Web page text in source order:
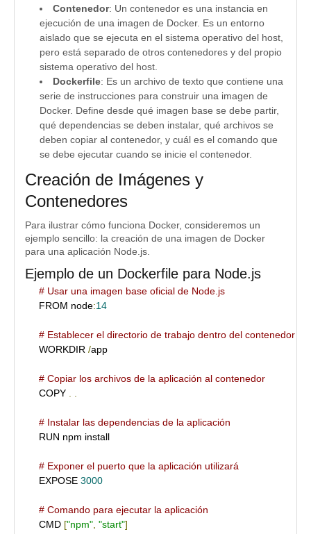
Contenedor: Un contenedor es una instancia en
ejecución de una imagen de Docker. Es un entorno
aislado que se ejecuta en el sistema operativo del host,
pero está separado de otros contenedores y del propio
sistema operativo del host.
Dockerfile: Es un archivo de texto que contiene una
serie de instrucciones para construir una imagen de
Docker. Define desde qué imagen base se debe partir,
qué dependencias se deben instalar, qué archivos se
deben copiar al contenedor, y cuál es el comando que
se debe ejecutar cuando se inicie el contenedor.
Creación de Imágenes y
Contenedores
Para ilustrar cómo funciona Docker, consideremos un
ejemplo sencillo: la creación de una imagen de Docker
para una aplicación Node.js.
Ejemplo de un Dockerfile para Node.js
# Usar una imagen base oficial de Node.js
FROM node:14
# Establecer el directorio de trabajo dentro del contenedor
WORKDIR /app
# Copiar los archivos de la aplicación al contenedor
COPY
# Instalar las dependencias de la aplicación
RUN npm install
# Exponer el puerto que la aplicación utilizará
EXPOSE 3000
# Comando para ejecutar la aplicación
CMD ["npm" "start"]